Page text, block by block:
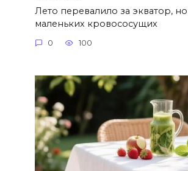
Лето перевалило за экватор,
маленьких кровососущих
0 100